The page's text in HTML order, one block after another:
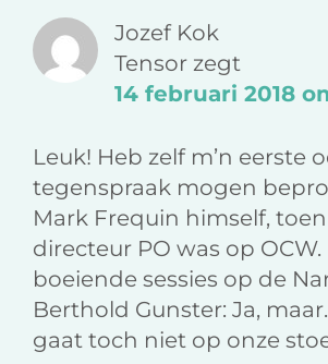
Jozef Kok
Tensor zegt
14 februari 2018
Leuk! Heb zelf m’n eerste
tegenspraak mogen
Mark Frequin himself,
directeur PO was op
boeiende sessies op de
Berthold Gunster: Ja,
gaat toch niet op onze